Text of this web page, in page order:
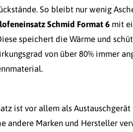
So bleibt nur wenig
Schmid Format 6 mit
speichert die Wärme und
von über 80% immer
ist vor allem als
andere Marken und Hersteller